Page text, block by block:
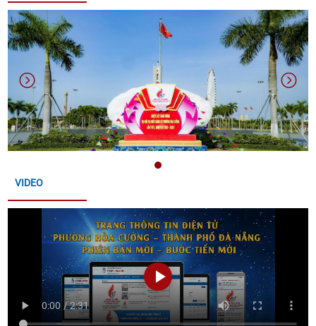
THÔNG BÁO ĐĂNG KÝ THAM GIA HỘI CHỢ TRIỂN
LÃM HÀNG CÔNG NGHIỆP NÔNG THÔN – KHƠI
NGUỒN ĐỔI MỚI, THÚC ĐẨY THƯƠNG HIỆU VIỆT
NĂM 2026
THÔNG BÁO THỜI GIAN TỔ CHỨC HỘI NGHỊ KẾT
NỐI GIAO THƯƠNG VÀ TRƯNG BÀY, GIỚI THIỆU SẢN
PHẨM OCOP THÀNH PHỐ ĐÀ NẴNG
LỄ HỘI PHÁO HOA QUỐC TẾ ĐÀ NẴNG (DIFF) 2026
CỦA UBND THÀNH PHỐ ĐÀ NẴNG
CÔNG KHAI BÁO CÁO ĐỀ XUẤT CẤP GIẤY PHÉP MÔI
TRƯỜNG ĐỐI VỚI CƠ SỞ "CHI NHÁNH TẠI ĐÀ NẴNG
CÔNG TY CỔ PHẦN NHIÊN LIỆU BAY PETROLIMEX"
VIDEO